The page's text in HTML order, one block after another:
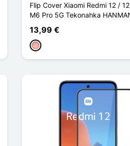
Flip Cover Xiaomi Redmi 12 /
M6 Pro 5G Tekonahka
13,99 €
Or Rose